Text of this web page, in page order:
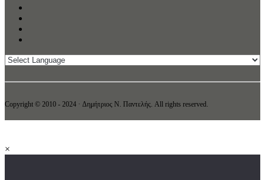
Copyright © 2010 - 2024 · Δημήτριος N. Παντελής. All rights reserved.
×